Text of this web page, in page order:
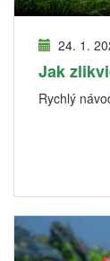
24. 1.
Jak
Rychlý